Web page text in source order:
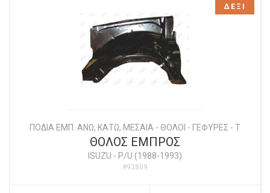
ΠΟΔΙΑ ΕΜΠ. ΑΝΩ, ΚΑΤΩ, ΜΕΣΑΙΑ - ΘΟΛΟΙ - ΓΕΦΥΡΕΣ - Τ
ΘΟΛΟΣ ΕΜΠΡΟΣ
ISUZU - P/U (1988-1993)
#93809
ΔΕΞΙ